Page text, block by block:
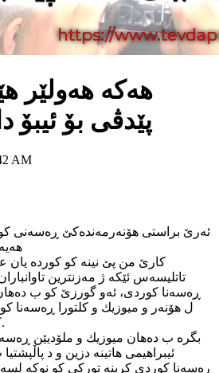
هه‌كه‌ هه‌ولێر
پێدڤی بۆ ئیبۆ
AM
ئه‌رێ براستی هۆنه‌رمه‌نده‌كێ ڕه‌سه‌نی
كارێ من پێ نینه‌ كو كورده‌ یان
تاتلیسه‌س ئێكه‌ ژ مه‌زنترین
ڕه‌سه‌نا كوردی، ئه‌و گورزێ كو ب
ل هۆنه‌ر و میوزیك و كلتورا ڕه‌سه‌نا
كه‌سه‌كێ رۆلێ وێ گێڕایه‌.
بگره‌ ب ده‌هان میوزیك و ملۆدیێن
ئیبراهیمی هاتینه‌ دزین و د
ڕه‌سه‌نا كوردی كرینه‌ توركی كو نوكه‌